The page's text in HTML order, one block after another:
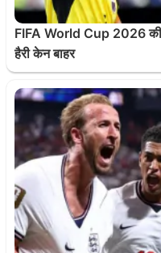
FIFA World Cup 2026 की
हैरी केन बाहर